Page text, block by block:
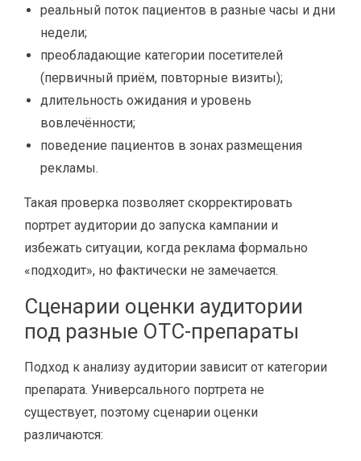
реальный поток пациентов в разные часы и дни
недели;
преобладающие категории посетителей
(первичный приём, повторные визиты);
длительность ожидания и уровень
вовлечённости;
поведение пациентов в зонах размещения
рекламы.
Такая проверка позволяет скорректировать
портрет аудитории до запуска кампании и
избежать ситуации, когда реклама формально
«подходит», но фактически не замечается.
Сценарии оценки аудитории
под разные OTC-препараты
Подход к анализу аудитории зависит от категории
препарата. Универсального портрета не
существует, поэтому сценарии оценки
различаются: